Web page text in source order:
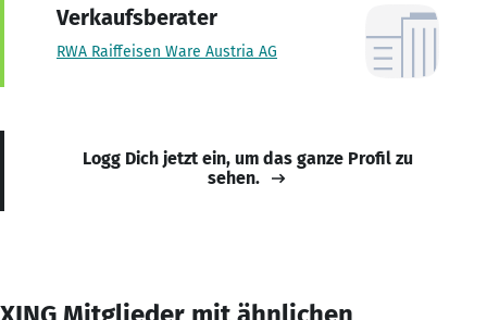
Verkaufsberater
RWA Raiffeisen Ware Austria AG
Logg Dich jetzt ein, um das ganze Profil zu
sehen.